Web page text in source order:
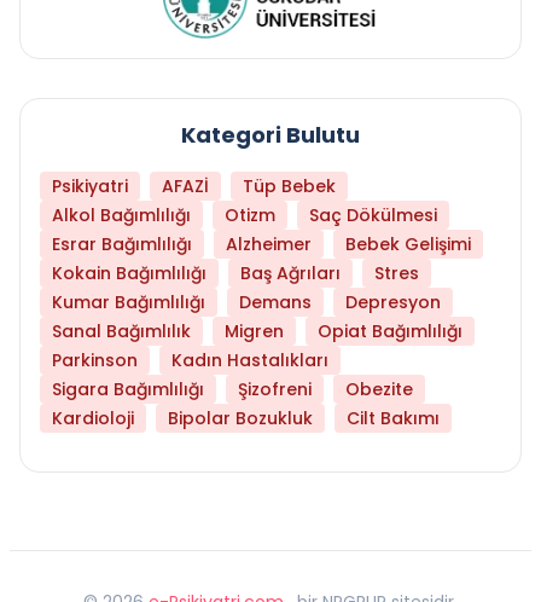
Kategori Bulutu
Psikiyatri AFAZİ
Tüp Bebek
Alkol Bağımlılığı
Otizm
Saç Dökülmesi
Esrar Bağımlılığı
Alzheimer
Bebek Gelişimi
Kokain Bağımlılığı
Baş Ağrıları
Stres
Kumar Bağımlılığı
Demans
Depresyon
Sanal Bağımlılık
Migren
Opiat Bağımlılığı
Parkinson
Kadın Hastalıkları
Sigara Bağımlılığı
Şizofreni
Obezite
Kardioloji
Bipolar Bozukluk Cilt Bakımı